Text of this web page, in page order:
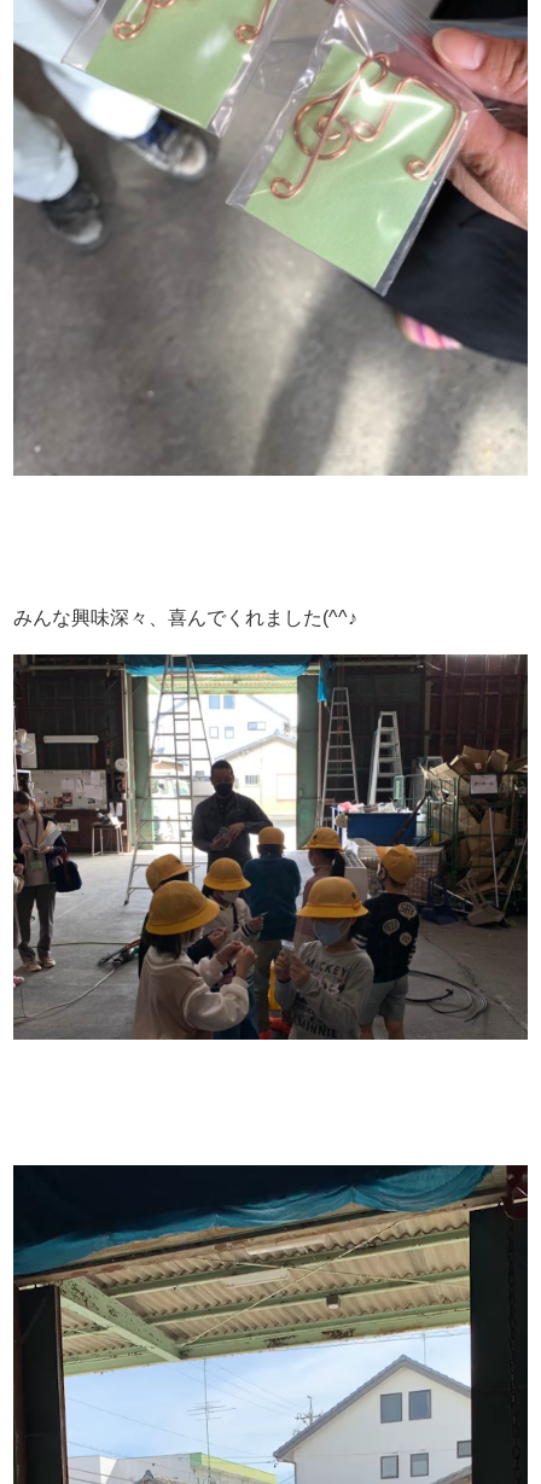
みんな興味深々、喜んでくれました(^^♪
ー
ヤ
ー